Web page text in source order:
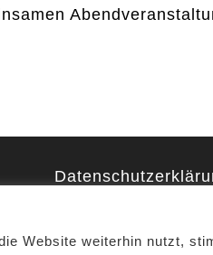
Website weiterhin nutzt,